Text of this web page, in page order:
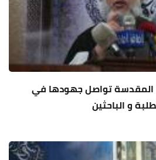
المقدسة تواصل جهودها في
و الباحثين